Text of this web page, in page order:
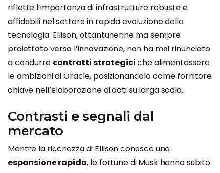
riflette l’importanza di infrastrutture robuste e
affidabili nel settore in rapida evoluzione della
tecnologia. Ellison, ottantunenne ma sempre
proiettato verso l’innovazione, non ha mai rinunciato
a condurre contratti strategici che alimentassero
le ambizioni di Oracle, posizionandolo come fornitore
chiave nell’elaborazione di dati su larga scala.
Contrasti e segnali dal
mercato
Mentre la ricchezza di Ellison conosce una
espansione rapida, le fortune di Musk hanno subito